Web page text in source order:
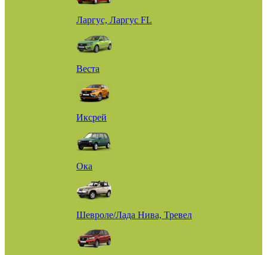
Ларгус, Ларгус FL
Веста
Иксрей
Ока
Шевроле/Лада Нива, Тревел